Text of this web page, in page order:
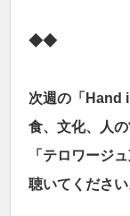
◆◆
次週の「Hand
食、文化、人
「テロワージ
聴いてください